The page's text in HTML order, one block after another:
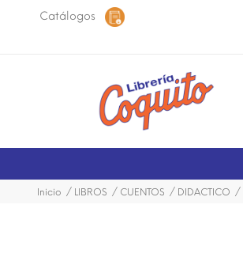
Catálogos
48 horas dentro de la ciudad.
Inicio LIBROS CUENTOS DIDACTICO